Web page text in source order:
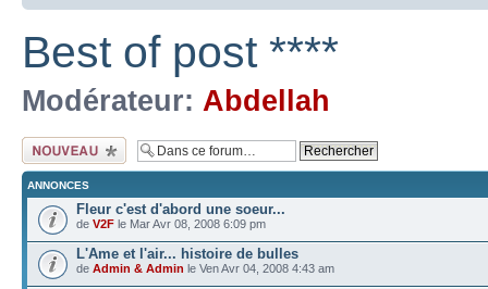
Best of post ****
Modérateur: Abdellah
Ecrire un nouveau
sujet
ANNONCES
Fleur c'est d'abord une soeur...
de V2F le Mar Avr 08, 2008 6:09 pm
L'Ame et l'air... histoire de bulles
de Admin & Admin le Ven Avr 04, 2008 4:43 am